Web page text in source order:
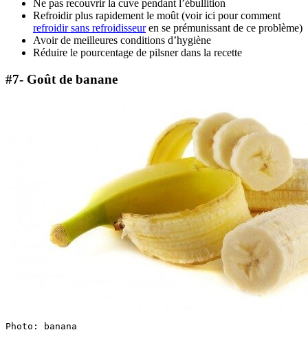
Ne pas recouvrir la cuve pendant l’ébullition
Refroidir plus rapidement le moût (voir ici pour comment
refroidir sans refroidisseuren se prémunissant de ce problème)
Avoir de meilleures conditions d’hygiène
Réduire le pourcentage de pilsner dans la recette
#7- Goût de banane
Photo: banana